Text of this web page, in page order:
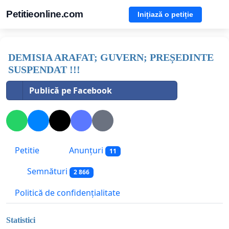
Petitieonline.com Inițiază o petiție
DEMISIA ARAFAT; GUVERN; PREȘEDINTE
SUSPENDAT !!!
Publică pe Facebook
Petitie Anunțuri 11
Semnături 2 866
Politică de confidențialitate
Statistici